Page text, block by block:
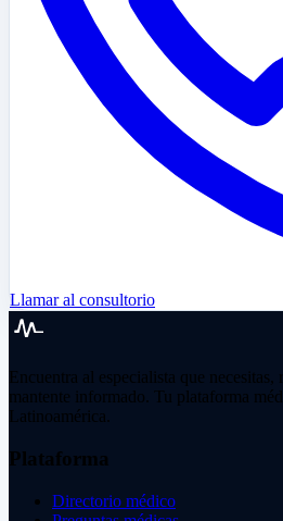
Llamar al consultorio
Encuentra al especialista que
mantente informado. Tu plataforma
Latinoamérica.
Plataforma
Directorio médico